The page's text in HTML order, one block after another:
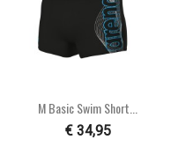
M Basic Swim Short...
€ 34,95